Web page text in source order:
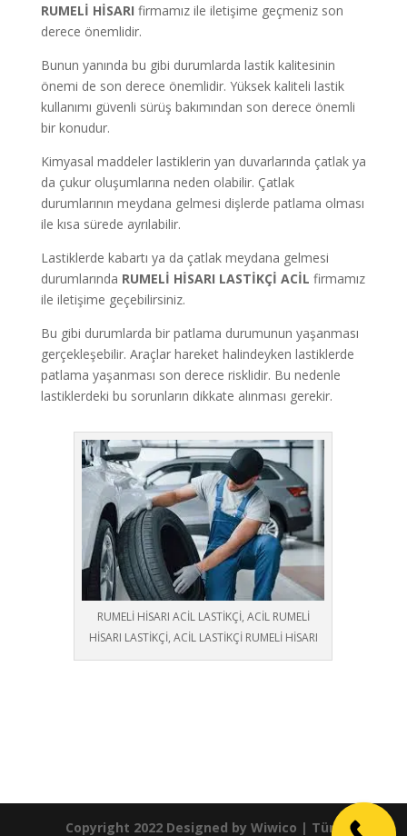
RUMELİ HİSARI firmamız ile iletişime geçmeniz son
derece önemlidir.
Bunun yanında bu gibi durumlarda lastik kalitesinin
önemi de son derece önemlidir. Yüksek kaliteli lastik
kullanımı güvenli sürüş bakımından son derece önemli
bir konudur.
Kimyasal maddeler lastiklerin yan duvarlarında çatlak ya
da çukur oluşumlarına neden olabilir. Çatlak
durumlarının meydana gelmesi dişlerde patlama olması
ile kısa sürede ayrılabilir.
Lastiklerde kabartı ya da çatlak meydana gelmesi
durumlarında RUMELİ HİSARI LASTİKÇİ ACİL firmamız
ile iletişime geçebilirsiniz.
Bu gibi durumlarda bir patlama durumunun yaşanması
gerçekleşebilir. Araçlar hareket halindeyken lastiklerde
patlama yaşanması son derece risklidir. Bu nedenle
lastiklerdeki bu sorunların dikkate alınması gerekir.
RUMELİ HİSARI ACİL LASTİKÇİ, ACİL RUMELİ
HİSARI LASTİKÇİ, ACİL LASTİKÇİ RUMELİ HİSARI
Copyright 2022 Designed by Wiwico | Tüm